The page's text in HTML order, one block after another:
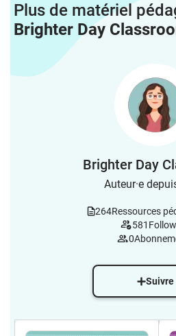
Plus de matériel
Brighter Day
Brighter Day
Auteur·e
264Ressources
581
0
Suivre